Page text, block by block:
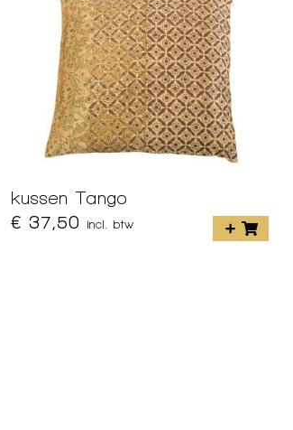
kussen Tango
€ 37,50
incl. btw